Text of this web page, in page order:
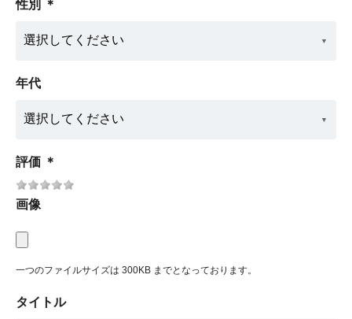
性別 ＊
年代
評価 ＊
画像
一つのファイルサイズは 300KB までとなっております。
タイトル